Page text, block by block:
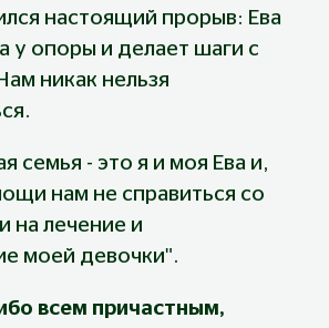
настоящий прорыв: Ева
у опоры и делает шаги с
никак нельзя
семья - это я и моя Ева и,
нам не справиться со
на лечение и
моей девочки".
всем причастным,